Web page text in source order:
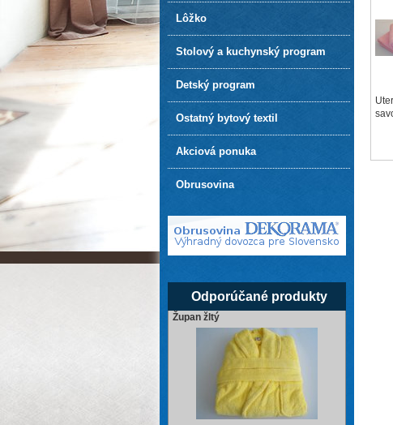
Lôžko
Stolový a kuchynský program
Detský program
Ostatný bytový textil
Akciová ponuka
Obrusovina
Odporúčané produkty
Župan žltý